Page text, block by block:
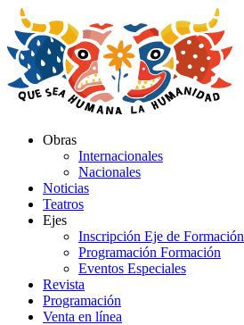
al
contenido
Obras
Internacionales
Nacionales
Noticias
Teatros
Ejes
Inscripción Eje de Formación
Programación Formación
Eventos Especiales
Revista
Programación
Venta en línea